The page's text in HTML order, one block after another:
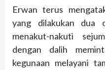
Erwan terus
yang dilakukan dua
menakut-nakuti
dengan dalih
kegunaan melayani